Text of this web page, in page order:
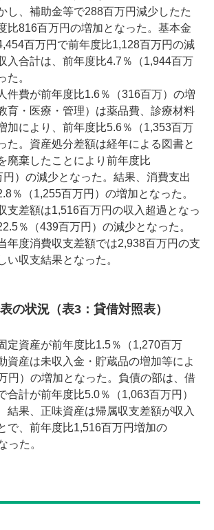
し、補助金等で288百万円減少したた
比816百万円の増加となった。基本金
百万円で前年度比1,128百万円の減
入合計は、前年度比4.7％（1,944百万
た。
件費が前年度比1.6％（316百万）の増
育・医療・管理）は薬品費、診療材料
加により、前年度比5.6％（1,353百万
た。資産処分差額は経年による図書と
廃棄したことにより前年度比
）の減少となった。結果、消費支出
％（1,255百万円）の増加となった。
支差額は1,516百万円の収入超過となっ
％（439百万円）の減少となった。
年度消費収支差額では2,938百万円の支
い収支結果となった。
の状況（表3：貸借対照表）
定資産が前年度比1.5％（1,270百万
資産は未収入金・貯蔵品の増加等によ
円）の増加となった。負債の部は、借
合計が前年度比5.0％（1,063百万円）
結果、正味資産は帰属収支差額が収入
で、前年度比1,516百万円増加の
った。